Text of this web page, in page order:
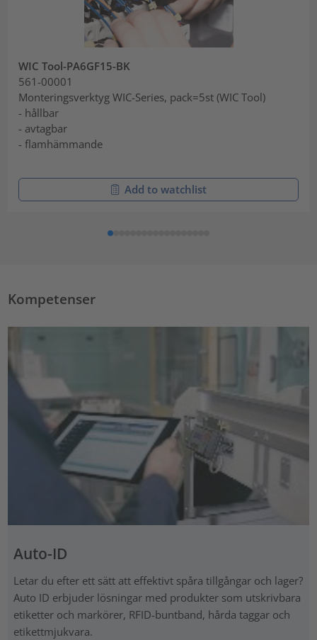
WIC Tool-PA6GF15-BK
561-00001
Monteringsverktyg WIC-Series, pack=5st (WIC Tool)
- hållbar
- avtagbar
- flamhämmande
Add to watchlist
Kompetenser
Auto-ID
Letar du efter ett sätt att effektivt spåra tillgångar och lager?
Auto ID erbjuder lösningar med produkter som utskrivbara
etiketter och markörer, RFID-buntband, hårda taggar och
etikettmjukvara.